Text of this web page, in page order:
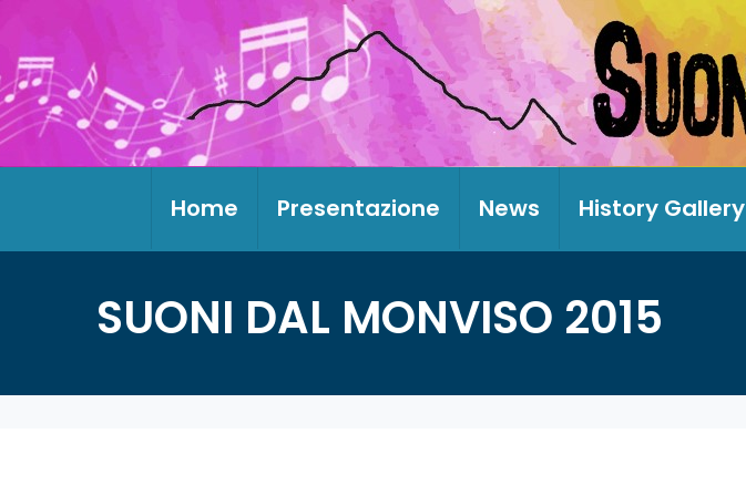
Home Presentazione News History Gallery
SUONI DAL MONVISO 2015